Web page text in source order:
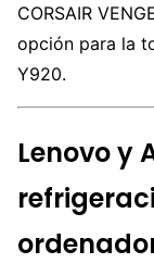
CORSAIR
opción para la
Y920.
Lenovo y